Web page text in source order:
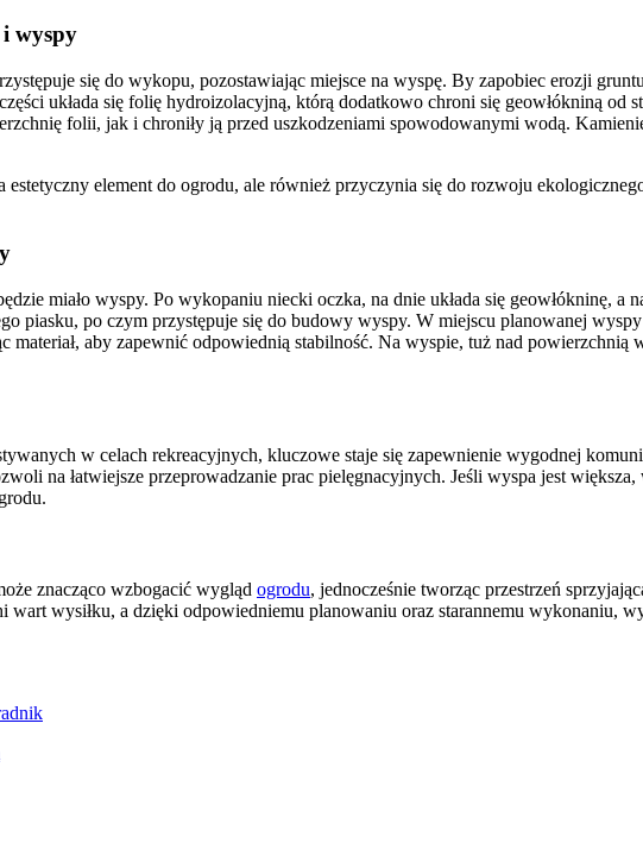
i wyspy
się do wykopu, pozostawiając miejsce na wyspę. By zapobiec erozji
układa się folię hydroizolacyjną, którą dodatkowo chroni się geowłókniną od
folii, jak i chroniły ją przed uszkodzeniami spowodowanymi wodą.
element do ogrodu, ale również przyczynia się do rozwoju
miało wyspy. Po wykopaniu niecki oczka, na dnie układa się geowłókninę, a
piasku, po czym przystępuje się do budowy wyspy. W miejscu planowanej
materiał, aby zapewnić odpowiednią stabilność. Na wyspie, tuż nad
w celach rekreacyjnych, kluczowe staje się zapewnienie wygodnej
na łatwiejsze przeprowadzanie prac pielęgnacyjnych. Jeśli wyspa jest
znacząco wzbogacić wygląd ogrodu, jednocześnie tworząc przestrzeń
wart wysiłku, a dzięki odpowiedniemu planowaniu oraz starannemu wykonaniu,